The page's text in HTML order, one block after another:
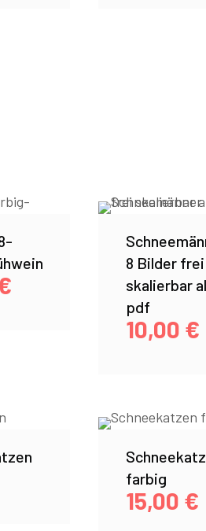
8 Bilder frei
skalierbar
pdf
10,00 €
farbig
15,00 €